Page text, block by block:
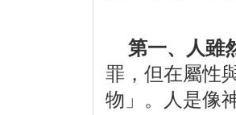
第一、人雖
罪，但在屬性
物」。人是像